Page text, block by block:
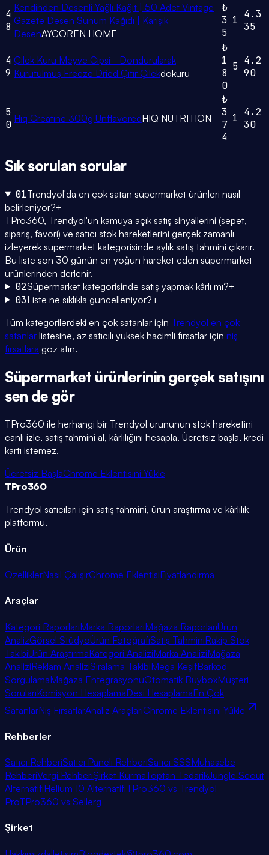
4
8
Kendinden Desenli Yağlı Kağıt | 50 Adet Vintage
Gazete Desen Sunum Kağıdı | Karışık
DesenAYGÖREN HOME
₺
3
5
1 4.3
35
4
9
Çilek Kuru Meyve Cipsi - Dondurularak
Kurutulmuş Freeze Dried Çıtır Çilekdokuru
₺
1
8
0
5 4.2
90
5
0 Hıq Creatıne 300g UnflavoredHIQ NUTRITION
₺
3
7
4
1 4.2
30
Sık sorulan sorular
01Trendyol'da en çok satan süpermarket ürünleri nasıl
belirleniyor?+
TPro360, Trendyol'un kamuya açık satış sinyallerini (sepet,
sipariş, favori) ve satıcı stok hareketlerini gerçek zamanlı
izleyerek süpermarket kategorisinde aylık satış tahmini çıkarır.
Bu liste son 30 günün en yoğun hareket eden süpermarket
ürünlerinden derlenir.
02Süpermarket kategorisinde satış yapmak kârlı mı?+
03Liste ne sıklıkla güncelleniyor?+
Tüm kategorilerdeki en çok satanlar için Trendyol en çok
satanlar listesine, az satıcılı yüksek hacimli fırsatlar için niş
fırsatlara göz atın.
Süpermarket ürünlerinin gerçek satışını
sen de gör
TPro360 ile herhangi bir Trendyol ürününün stok hareketini
canlı izle, satış tahmini al, kârlılığını hesapla. Ücretsiz başla, kredi
kartı istemez.
Ücretsiz BaşlaChrome Eklentisini Yükle
TPro360
Trendyol satıcıları için satış tahmini, ürün araştırma ve kârlılık
platformu.
Ürün
ÖzelliklerNasıl ÇalışırChrome EklentisiFiyatlandırma
Araçlar
Kategori RaporlarıMarka RaporlarıMağaza RaporlarıÜrün
AnalizGörsel StüdyoÜrün FotoğrafıSatış TahminiRakip Stok
TakibiÜrün AraştırmaKategori AnaliziMarka AnaliziMağaza
AnaliziReklam AnaliziSıralama TakibiMega KeşifBarkod
SorgulamaMağaza EntegrasyonuOtomatik BuyboxMüşteri
SorularıKomisyon HesaplamaDesi HesaplamaEn Çok
SatanlarNiş FırsatlarAnaliz AraçlarıChrome Eklentisini Yükle
Rehberler
Satıcı RehberiSatıcı Paneli RehberiSatıcı SSSMuhasebe
RehberiVergi RehberiŞirket KurmaToptan TedarikJungle Scout
AlternatifiHelium 10 AlternatifiTPro360 vs Trendyol
ProTPro360 vs Sellerg
Şirket